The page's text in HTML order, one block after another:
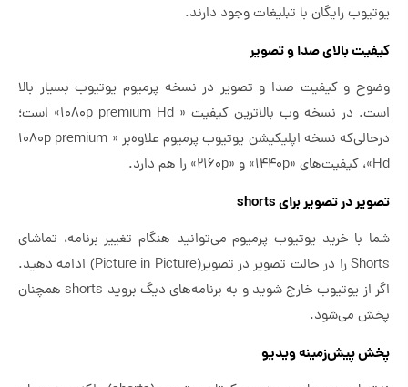
یوتیوب رایگان با تبلیغات وجود دارند.
کیفیت بالای صدا و تصویر
وضوح و کیفیت صدا و تصویر در نسخه پرمیوم یوتیوب بسیار بالا
است. در نسخه وب بالاترین کیفیت « 1080p premium Hd» است؛
در‌حالی‌که نسخه اپلیکیشن یوتیوب پرمیوم علاوه‌بر « 1080p premium
Hd»، کیفیت‌های «1440p» و «2160p» را هم دارد.
تصویر در تصویر برای shorts
شما با خرید یوتیوب پرمیوم می‌توانید هنگام تغییر برنامه، تماشای
Shorts را در حالت تصویر در تصویر(Picture in Picture) ادامه دهید.
اگر از یوتیوب خارج شوید و به برنامه‌های دیگ بروید shorts همچنان
پخش می‌شود.
پخش پیش‌زمینه ویدیو